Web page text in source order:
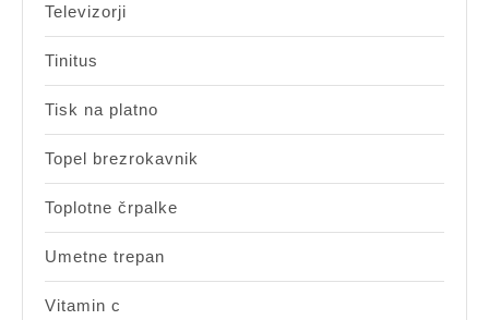
Televizorji
Tinitus
Tisk na platno
Topel brezrokavnik
Toplotne črpalke
Umetne trepan
Vitamin c